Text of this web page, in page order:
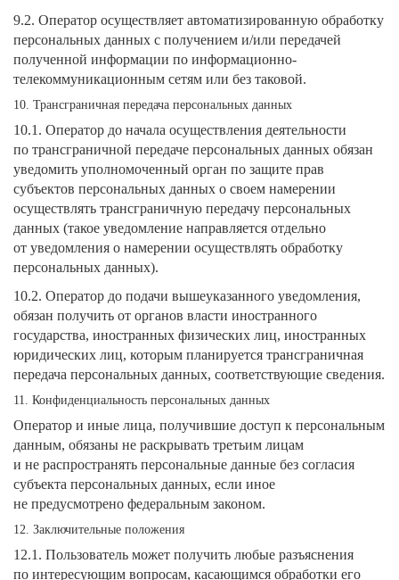
9.2. Оператор осуществляет автоматизированную обработку
персональных данных с получением и/или передачей
полученной информации по информационно-
телекоммуникационным сетям или без таковой.
10. Трансграничная передача персональных данных
10.1. Оператор до начала осуществления деятельности
по трансграничной передаче персональных данных обязан
уведомить уполномоченный орган по защите прав
субъектов персональных данных о своем намерении
осуществлять трансграничную передачу персональных
данных (такое уведомление направляется отдельно
от уведомления о намерении осуществлять обработку
персональных данных).
10.2. Оператор до подачи вышеуказанного уведомления,
обязан получить от органов власти иностранного
государства, иностранных физических лиц, иностранных
юридических лиц, которым планируется трансграничная
передача персональных данных, соответствующие сведения.
11. Конфиденциальность персональных данных
Оператор и иные лица, получившие доступ к персональным
данным, обязаны не раскрывать третьим лицам
и не распространять персональные данные без согласия
субъекта персональных данных, если иное
не предусмотрено федеральным законом.
12. Заключительные положения
12.1. Пользователь может получить любые разъяснения
по интересующим вопросам, касающимся обработки его